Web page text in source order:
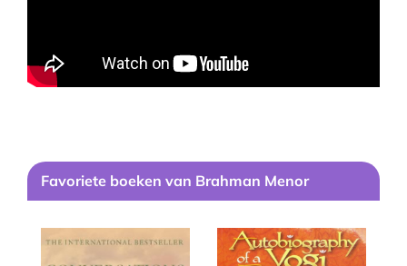
Favoriete boeken van Brahman Menor